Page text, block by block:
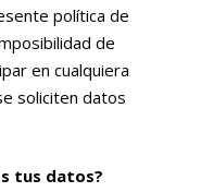
política de
de
en cualquiera
soliciten datos
tus datos?